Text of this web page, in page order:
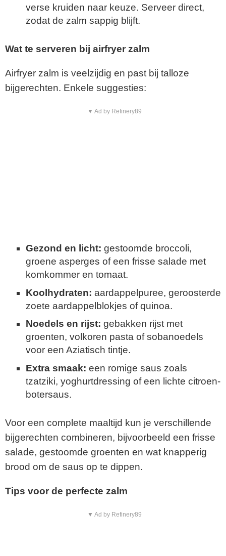
verse kruiden naar keuze. Serveer direct,
zodat de zalm sappig blijft.
Wat te serveren bij airfryer zalm
Airfryer zalm is veelzijdig en past bij talloze
bijgerechten. Enkele suggesties:
▼ Ad by Refinery89
Gezond en licht: gestoomde broccoli,
groene asperges of een frisse salade met
komkommer en tomaat.
Koolhydraten: aardappelpuree, geroosterde
zoete aardappelblokjes of quinoa.
Noedels en rijst: gebakken rijst met
groenten, volkoren pasta of sobanoedels
voor een Aziatisch tintje.
Extra smaak: een romige saus zoals
tzatziki, yoghurtdressing of een lichte citroen-
botersaus.
Voor een complete maaltijd kun je verschillende
bijgerechten combineren, bijvoorbeeld een frisse
salade, gestoomde groenten en wat knapperig
brood om de saus op te dippen.
Tips voor de perfecte zalm
▼ Ad by Refinery89